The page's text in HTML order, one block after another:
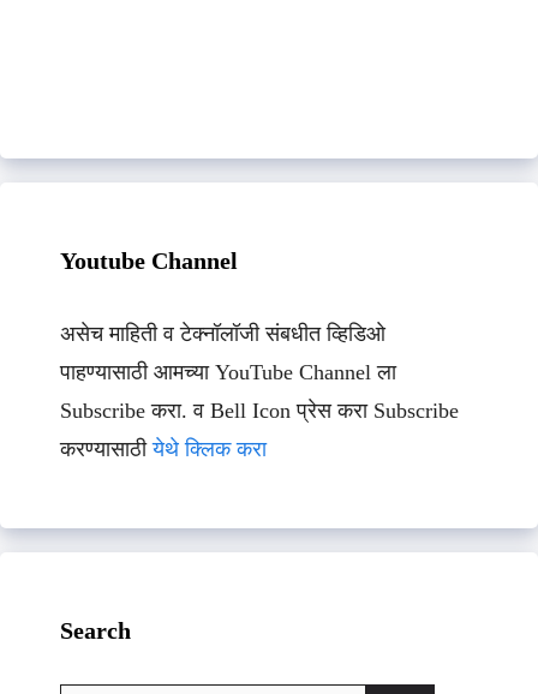
Youtube Channel
असेच माहिती व टेक्नॉलॉजी संबधीत व्हिडिओ
पाहण्यासाठी आमच्या YouTube Channel ला
Subscribe करा. व Bell Icon प्रेस करा Subscribe
करण्यासाठीयेथे क्लिक करा
Search